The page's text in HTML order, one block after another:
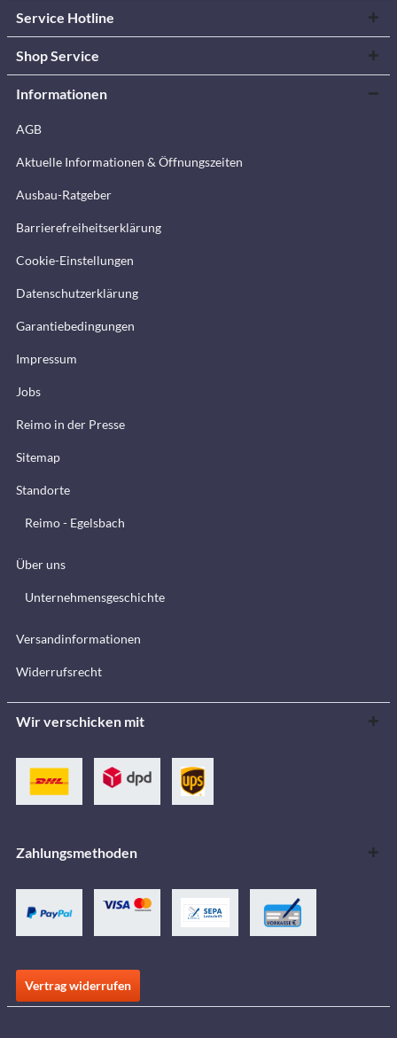
Service Hotline
Shop Service
Informationen
AGB
Aktuelle Informationen & Öffnungszeiten
Ausbau-Ratgeber
Barrierefreiheitserklärung
Cookie-Einstellungen
Datenschutzerklärung
Garantiebedingungen
Impressum
Jobs
Reimo in der Presse
Sitemap
Standorte
Reimo - Egelsbach
Über uns
Unternehmensgeschichte
Versandinformationen
Widerrufsrecht
Wir verschicken mit
Zahlungsmethoden
Vertrag widerrufen